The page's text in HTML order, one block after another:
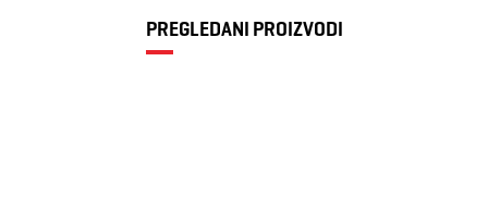
PREGLEDANI PROIZVODI